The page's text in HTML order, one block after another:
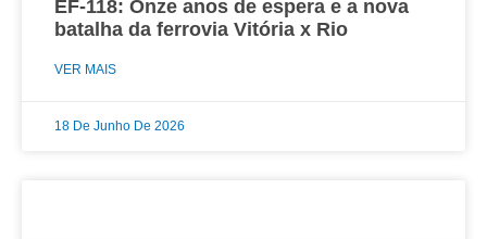
EF-118: Onze anos de espera e a nova
batalha da ferrovia Vitória x Rio
VER MAIS
18 De Junho De 2026